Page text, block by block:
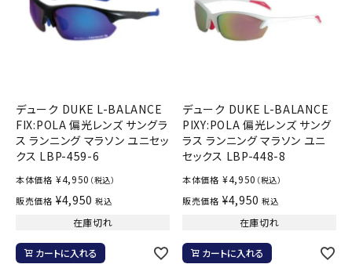
デューク DUKE L-BALANCE
FIX:POLA 偏光レンズ サングラ
ス ランニング マラソン ユニセッ
クス LBP-459-6
本体価格 ¥4,950 （税込）
販売価格 ¥4,950 税込
在庫切れ
カートに入れる
デューク DUKE L-BALANCE
PIXY:POLA 偏光レンズ サング
ラス ランニング マラソン ユニ
セックス LBP-448-8
本体価格 ¥4,950 （税込）
販売価格 ¥4,950 税込
在庫切れ
カートに入れる